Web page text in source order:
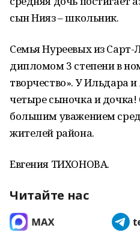
сын Нияз – школьник.
Семья Нуреевых из Сарт-
дипломом 3 степени в
творчество». У Ильдара
четыре сыночка и дочка!
большим уважением
жителей района.
Евгения ТИХОНОВА.
Читайте нас